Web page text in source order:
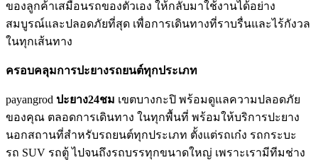
ของลูกค้าเสมือนรถของตัวเอง ให้กลับมาใช้งานได้อย่าง
สมบูรณ์และปลอดภัยที่สุด เพื่อการเดินทางที่ราบรื่นและไร้กังวล
ในทุกเส้นทาง
ครอบคลุมการปะยางรถยนต์ทุกประเภท
payangrod ปะยาง24ชม เขตบางกะปิ พร้อมดูแลความปลอดภัย
ของคุณ ตลอดการเดินทาง ในทุกพื้นที่ พร้อมให้บริการปะยาง
นอกสถานที่สําหรับรถยนต์ทุกประเภท ตั้งแต่รถเก๋ง รถกระบะ
รถ SUV รถตู้ ไปจนถึงรถบรรทุกขนาดใหญ่ เพราะเรามีทีมช่าง